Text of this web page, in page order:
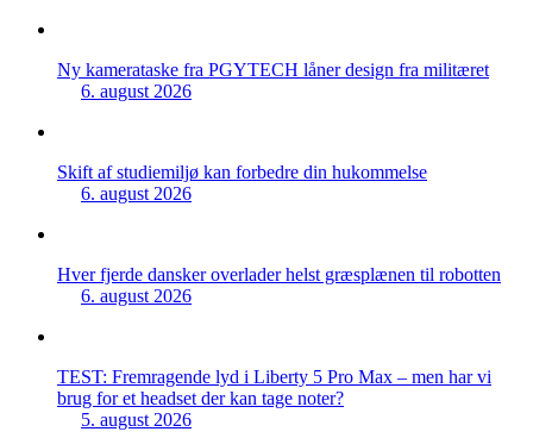
Ny kamerataske fra PGYTECH låner design fra militæret
6. august 2026
Skift af studiemiljø kan forbedre din hukommelse
6. august 2026
Hver fjerde dansker overlader helst græsplænen til robotten
6. august 2026
TEST: Fremragende lyd i Liberty 5 Pro Max – men har vi
brug for et headset der kan tage noter?
5. august 2026